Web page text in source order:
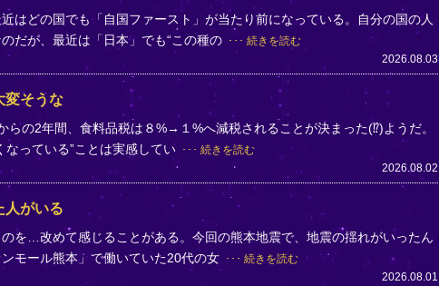
はどの国でも「自国ファースト」が当たり前になっている。自分の国の人
だが、最近は「日本」でも“この種の
続きを読む
2026.08.03
変そうな
の2年間、食料品税は８%→１%へ減税されることが決まった(⁉)ようだ。
っている”ことは実感してい
続きを読む
2026.08.02
人がいる
を…改めて感じることがある。今回の熊本地震で、地震の揺れがいったん
モール熊本」で働いていた20代の女
続きを読む
2026.08.01